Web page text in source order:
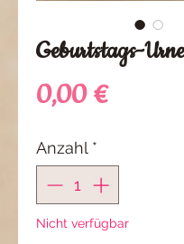
Geburtstags-Urne
0,00 €Preis
Anzahl *
Nicht verfügbar